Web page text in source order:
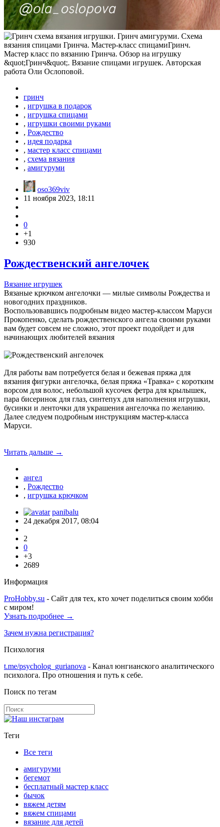
гринч
, игрушка в подарок
, игрушка спицами
, игрушки своими руками
, Рождество
, идея подарка
, мастер класс спицами
, схема вязания
, амигуруми
oso369viv
11 ноября 2023, 18:11
0
+1
930
Рождественский ангелочек
Вязание игрушек
Вязаные крючком ангелочки — милые символы Рождества и
новогодних праздников.
Воспользовавшись подробным видео мастер-классом Маруси
Прокопенко, сделать рождественского ангела своими руками
вам будет совсем не сложно, этот проект подойдет и для
начинающих любителей вязания
Для работы вам потребуется белая и бежевая пряжа для
вязания фигурки ангелочка, белая пряжа «Травка» с коротким
ворсом для волос, небольшой кусочек фетра для крылышек,
пара бисеринок для глаз, синтепух для наполнения игрушки,
бусинки и ленточки для украшения ангелочка по желанию.
Далее следуем подробным инструкциям мастер-класса
Маруси.
Читать дальше →
ангел
, Рождество
, игрушка крючком
panibalu
24 декабря 2017, 08:04
2
0
+3
2689
Информация
ProHobby.su - Сайт для тех, кто хочет поделиться своим хобби
с миром!
Узнать подробнее →
Зачем нужна регистрация?
Психология
t.me/psycholog_gurianova - Канал юнгианского аналитического
психолога. Про отношения и путь к себе.
Поиск по тегам
Теги
Все теги
амигуруми
бегемот
бесплатный мастер класс
бычок
вяжем детям
вяжем спицами
вязание для детей